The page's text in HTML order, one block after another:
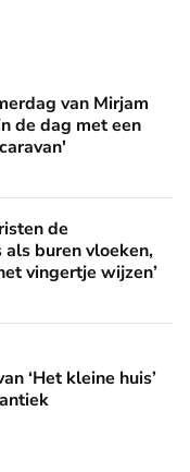
Bouwman eruit?
van Mirjam
de dag met een
‘Zelfs als
de
als buren vloeken,
vingertje wijzen’
huis’ biedt fijne
‘Het kleine huis’